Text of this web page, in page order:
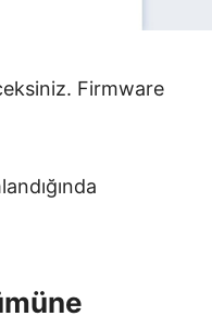
Firmware